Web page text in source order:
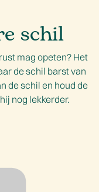
schil
mag opeten? Het
de schil barst van
de schil en houd de
nog lekkerder.